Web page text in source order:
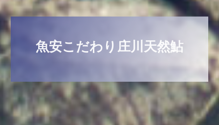
魚安こだわり庄川天然鮎